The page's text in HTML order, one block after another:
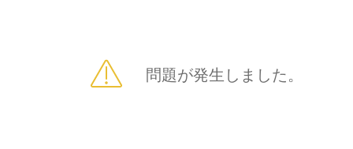
問題が発生しました。